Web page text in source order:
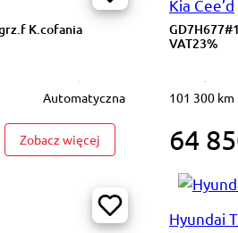
K.cofania
Automatyczna
Zobacz więcej: ZS193SX#40kWh N-
Kia Cee’d
VAT23%
101 300 km
64
Hyundai